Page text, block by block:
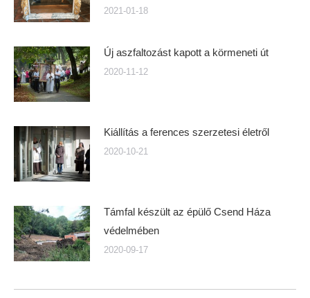
2021-01-18
Új aszfaltozást kapott a körmeneti út
2020-11-12
Kiállítás a ferences szerzetesi életről
2020-10-21
Támfal készült az épülő Csend Háza
védelmében
2020-09-17